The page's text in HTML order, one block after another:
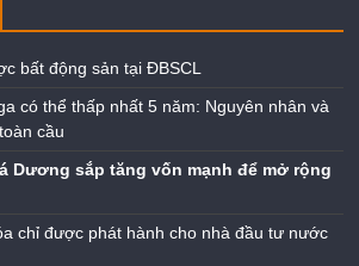
bất động sản tại ĐBSCL
có thể thấp nhất 5 năm: Nguyên nhân và
Dương sắp tăng vốn mạnh để mở rộng
chỉ được phát hành cho nhà đầu tư nước
Hiệp] – Mèo nhỏ xuyên sách: Khi